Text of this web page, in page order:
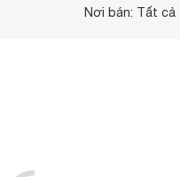
Nơi bán: Tất cả